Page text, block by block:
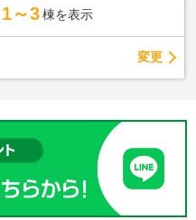
1～3 棟を表示
変更